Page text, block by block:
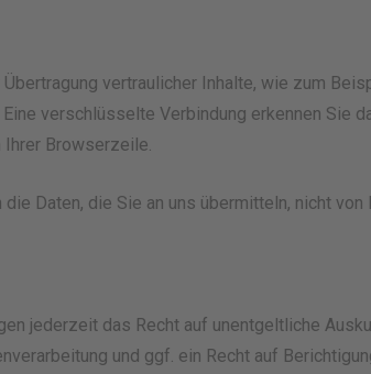
vertraulicher Inhalte, wie zum
verschlüsselte Verbindung erkennen Sie
Ihrer Browserzeile.
Daten, die Sie an uns übermitteln, nicht
jederzeit das Recht auf unentgeltliche
und ggf. ein Recht auf